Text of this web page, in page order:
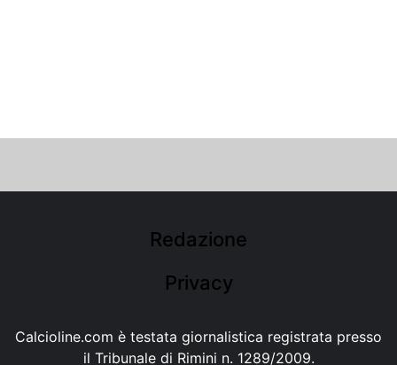
Redazione
Privacy
Calcioline.com è testata giornalistica registrata presso
il Tribunale di Rimini n. 1289/2009.